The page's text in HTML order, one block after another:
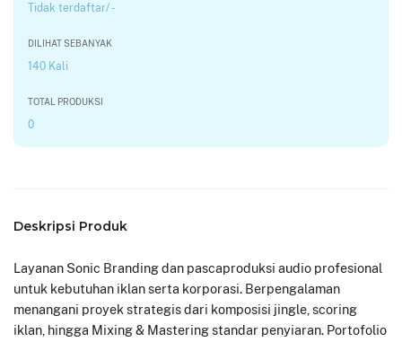
Tidak terdaftar/ -
DILIHAT SEBANYAK
140 Kali
TOTAL PRODUKSI
0
Deskripsi Produk
Layanan Sonic Branding dan pascaproduksi audio profesional
untuk kebutuhan iklan serta korporasi. Berpengalaman
menangani proyek strategis dari komposisi jingle, scoring
iklan, hingga Mixing & Mastering standar penyiaran. Portofolio